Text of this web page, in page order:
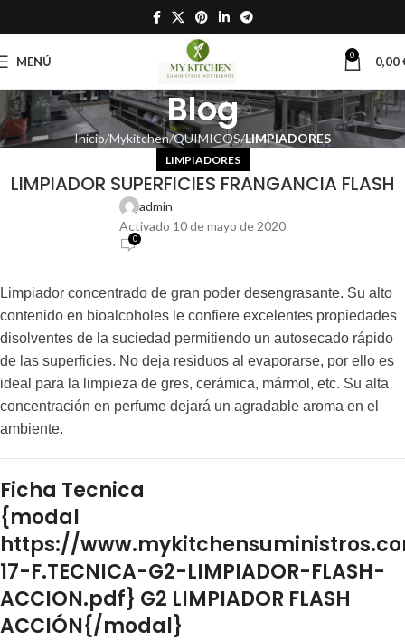
MENÚ 0 0,00
Blog
Inicio Mykitchen QUIMICOS LIMPIADORES
LIMPIADORES
LIMPIADOR SUPERFICIES FRANGANCIA FLASH
admin
Activado 10 de mayo de 2020
0
Limpiador concentrado de gran poder desengrasante. Su alto
contenido en bioalcoholes le confiere excelentes propiedades
disolventes de la suciedad permitiendo un autosecado rápido
de las superficies. No deja residuos al evaporarse, por ello es
ideal para la limpieza de gres, cerámica, mármol, etc. Su alta
concentración en perfume dejará un agradable aroma en el
ambiente.
Ficha Tecnica
{modal
https://
17-F.TECNICA-G2-LIMPIADOR-FLASH-
ACCION.pdf} G2 LIMPIADOR FLASH
ACCIÓN{/modal}